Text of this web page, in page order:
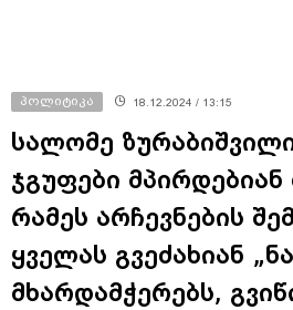
პოლიტიკა 18.12.2024 / 13:15
სალომე
ჯგუფები
რამეს არჩევნების
ყველას გვეძახიან
მხარდამჭერებს,